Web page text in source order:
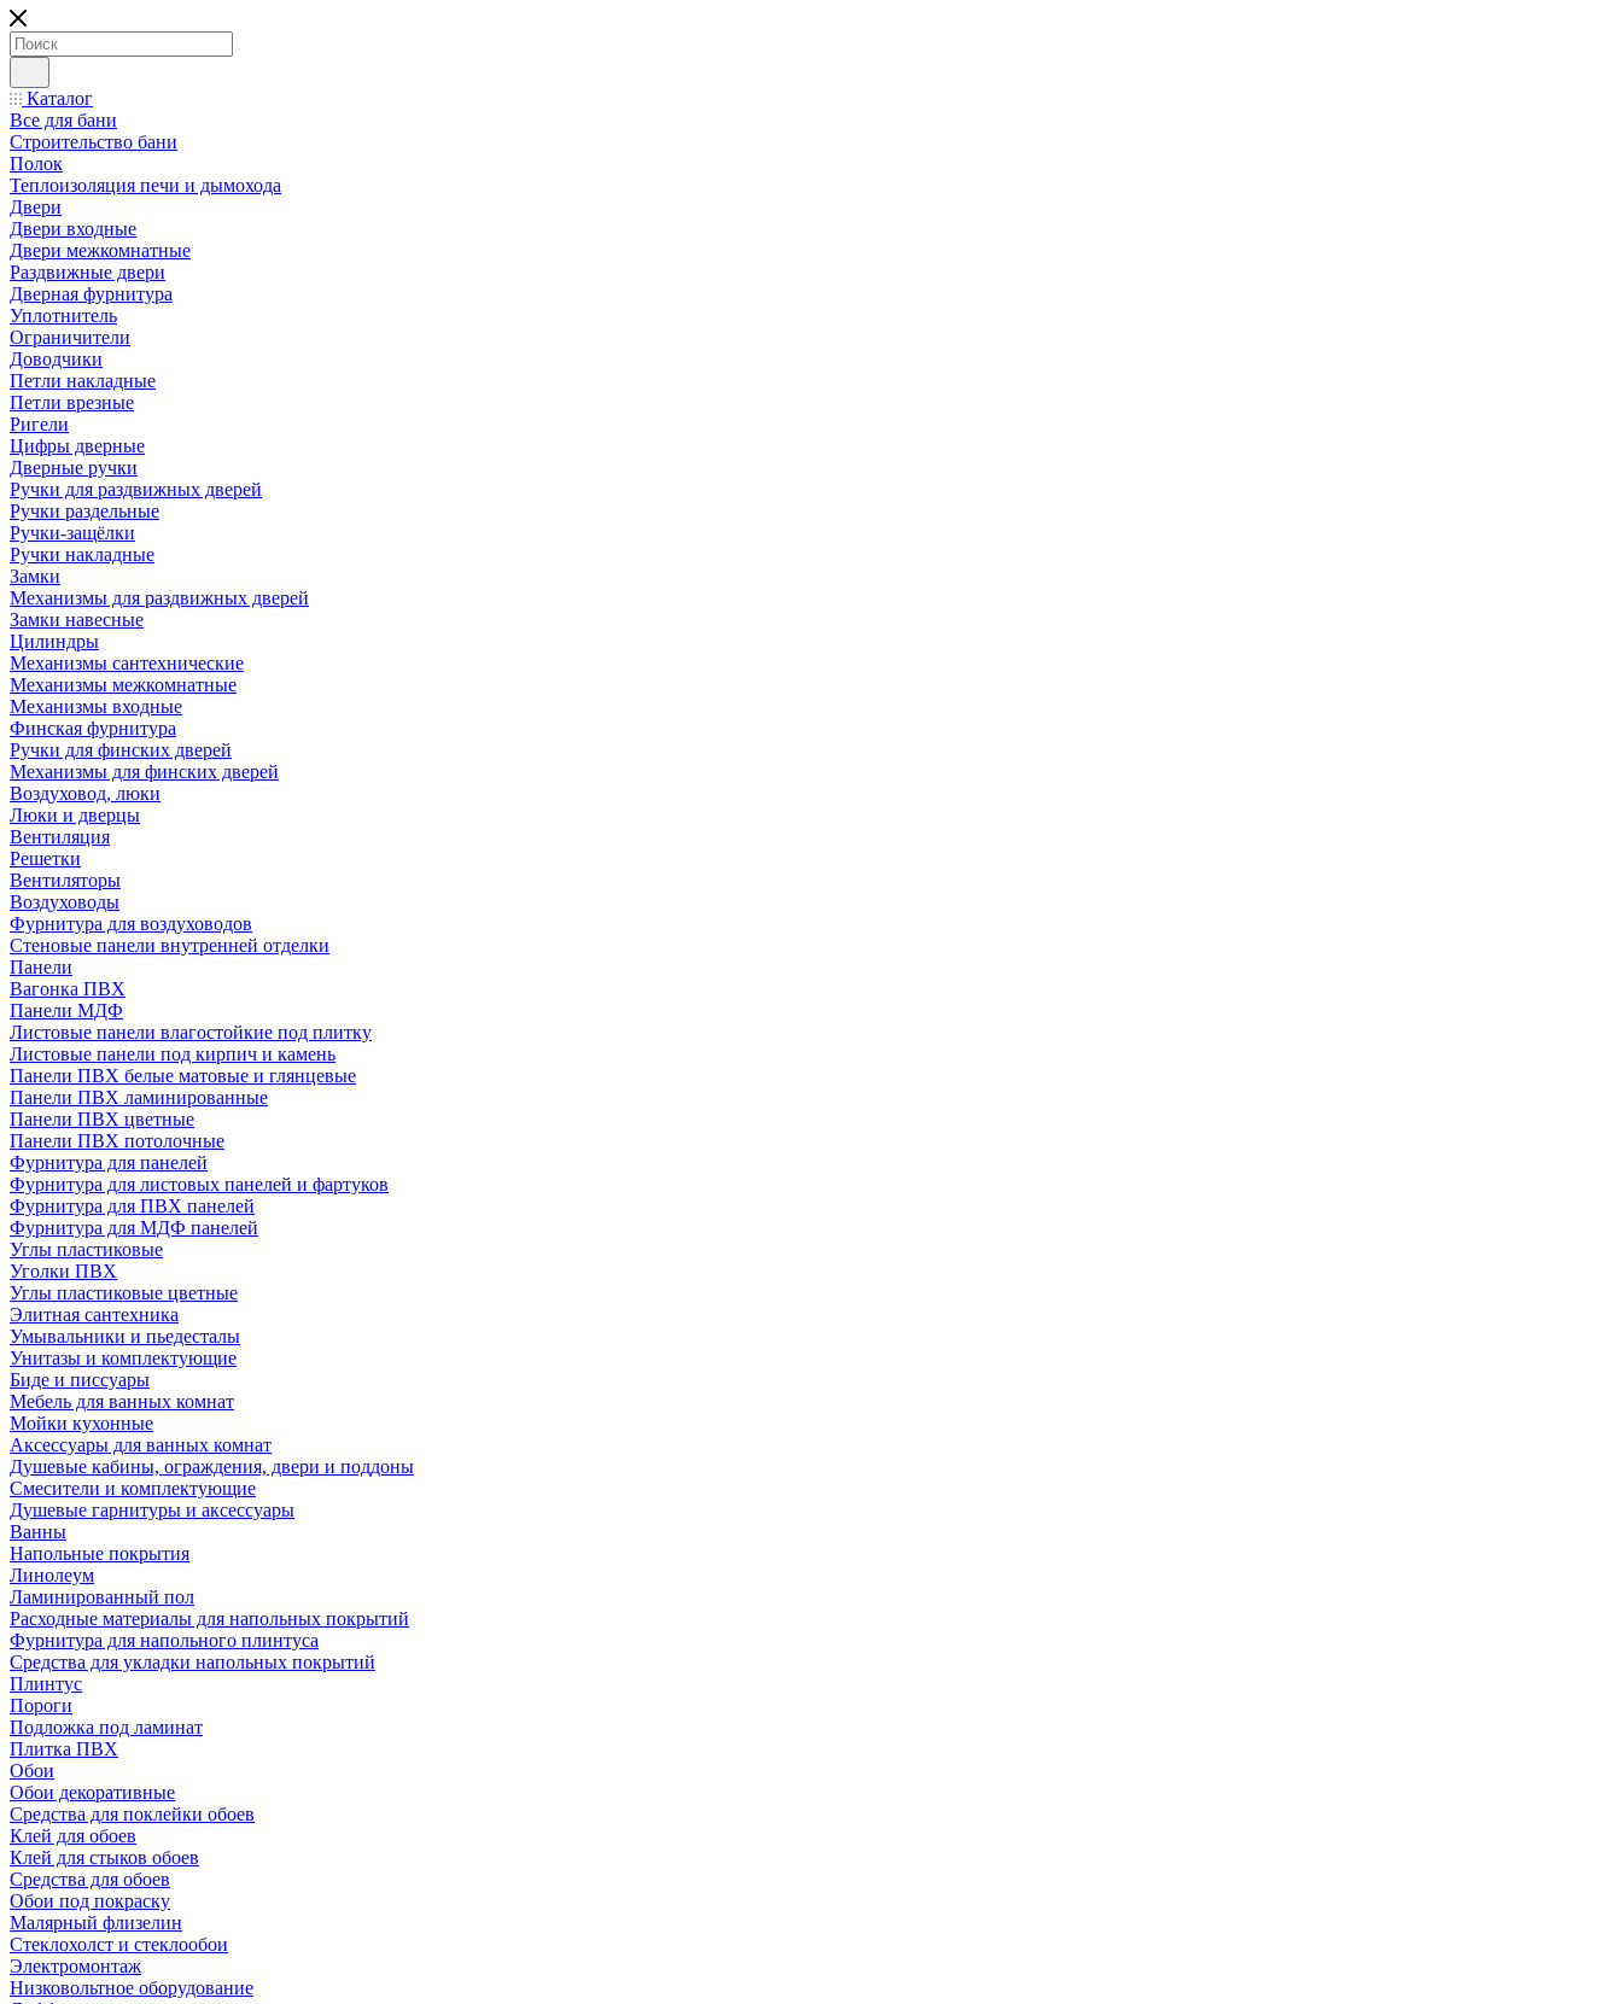
Каталог
Все для бани
Строительство бани
Полок
Теплоизоляция печи и дымохода
Двери
Двери входные
Двери межкомнатные
Раздвижные двери
Дверная фурнитура
Уплотнитель
Ограничители
Доводчики
Петли накладные
Петли врезные
Ригели
Цифры дверные
Дверные ручки
Ручки для раздвижных дверей
Ручки раздельные
Ручки-защёлки
Ручки накладные
Замки
Механизмы для раздвижных дверей
Замки навесные
Цилиндры
Механизмы сантехнические
Механизмы межкомнатные
Механизмы входные
Финская фурнитура
Ручки для финских дверей
Механизмы для финских дверей
Воздуховод, люки
Люки и дверцы
Вентиляция
Решетки
Вентиляторы
Воздуховоды
Фурнитура для воздуховодов
Стеновые панели внутренней отделки
Панели
Вагонка ПВХ
Панели МДФ
Листовые панели влагостойкие под плитку
Листовые панели под кирпич и камень
Панели ПВХ белые матовые и глянцевые
Панели ПВХ ламинированные
Панели ПВХ цветные
Панели ПВХ потолочные
Фурнитура для панелей
Фурнитура для листовых панелей и фартуков
Фурнитура для ПВХ панелей
Фурнитура для МДФ панелей
Углы пластиковые
Уголки ПВХ
Углы пластиковые цветные
Элитная сантехника
Умывальники и пьедесталы
Унитазы и комплектующие
Биде и писсуары
Мебель для ванных комнат
Мойки кухонные
Аксессуары для ванных комнат
Душевые кабины, ограждения, двери и поддоны
Смесители и комплектующие
Душевые гарнитуры и аксессуары
Ванны
Напольные покрытия
Линолеум
Ламинированный пол
Расходные материалы для напольных покрытий
Фурнитура для напольного плинтуса
Средства для укладки напольных покрытий
Плинтус
Пороги
Подложка под ламинат
Плитка ПВХ
Обои
Обои декоративные
Средства для поклейки обоев
Клей для обоев
Клей для стыков обоев
Средства для обоев
Обои под покраску
Малярный флизелин
Стеклохолст и стеклообои
Электромонтаж
Низковольтное оборудование